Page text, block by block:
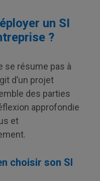
un SI
?
se résume pas à
d’un projet
des parties
approfondie
et
choisir son SI